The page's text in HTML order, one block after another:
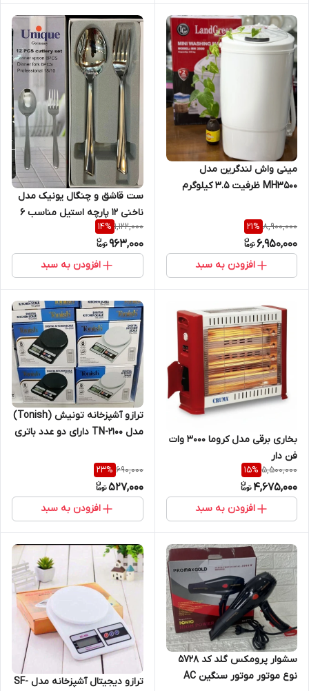
مینی واش لندگرین مدل
MH3500 ظرفیت ۳.۵ کیلوگرم
8,900,000
21%
6,950,000
افزودن به سبد
ست قاشق و چنگال یونیک مدل
ناخنی ۱۲ پارچه استیل مناسب ۶
نفر
1,122,000
14%
963,000
افزودن به سبد
بخاری برقی مدل کروما 3000 وات
فن دار
5,500,000
15%
4,675,000
افزودن به سبد
ترازو آشپزخانه تونیش (Tonish)
مدل TN-2100 دارای دو عدد باتری
690,000
23%
527,000
افزودن به سبد
سشوار پرومکس گلد کد 5728
نوع موتور موتور سنگین AC
ترازو دیجیتال آشپزخانه مدل SF-